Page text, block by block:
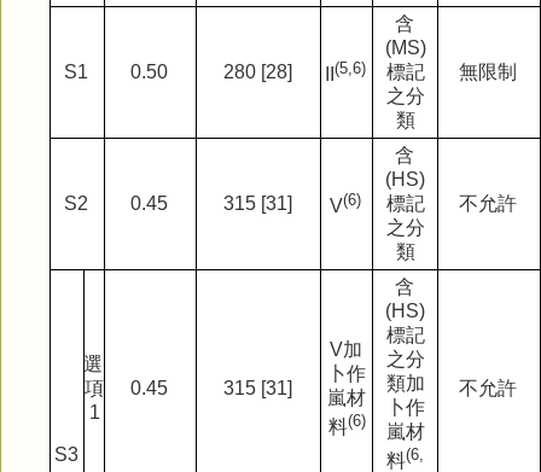
S1 0.50 280 [28] II(5,6)
含
(MS)
標記
之分
類
無限制
S2 0.45 315 [31] V(6)
含
(HS)
標記
之分
類
不允許
S3
選
項
1
0.45 315 [31]
V加
卜作
嵐材
料(6)
含
(HS)
標記
之分
類加
卜作
嵐材
料(6,
不允許